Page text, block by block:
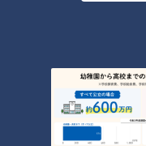
メガ盛＆大容量